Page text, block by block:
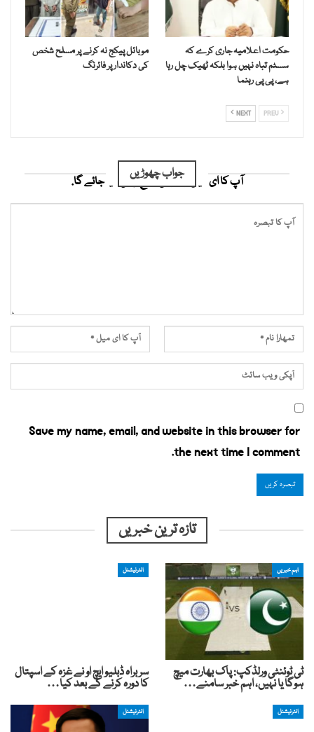
حکومت اعلامیہ جاری کرے کہ
سسٹم تباہ نہیں ہوا بلکہ ٹھیک چل رہا
ہے، پی پی رہنما
موبائل پیکج نہ کرنے پر مسلح شخص
کی دکاندار پر فائرنگ
NEXT
جواب چھوڑیں
آپ کا ای میل ایڈریس شائع نہیں کیا جائے گا.
Save my name, email, and website in this browser for
the next time I comment.
تازہ ترین خبریں
اہم خبریں
ٹی ٹوئنٹی ورلڈکپ: پاک بھارت میچ
ہوگا یا نہیں، اہم خبر سامنے…
انٹرنیشنل
سربراہ ڈبلیو ایچ او نے غزہ کے اسپتال
کا دورہ کرنے کے بعد کیا…
انٹرنیشنل انٹرنیشنل